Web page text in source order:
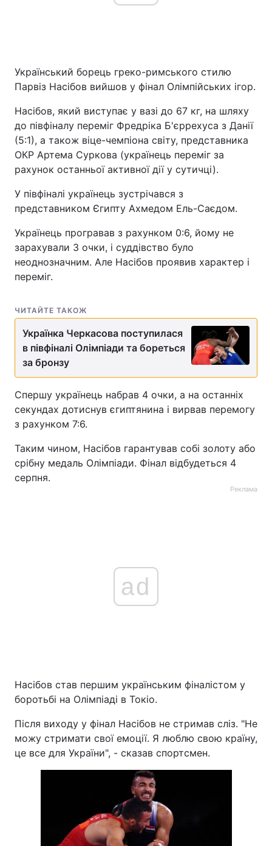
Український борець греко-римського стилю
Парвіз Насібов вийшов у фінал Олімпійських ігор.
Насібов, який виступає у вазі до 67 кг, на шляху
до півфіналу переміг Фредріка Б'єррехуса з Данії
(5:1), а також віце-чемпіона світу, представника
ОКР Артема Суркова (українець переміг за
рахунок останньої активної дії у сутичці).
У півфіналі українець зустрічався з
представником Єгипту Ахмедом Ель-Саєдом.
Українець програвав з рахунком 0:6, йому не
зарахували 3 очки, і суддівство було
неоднозначним. Але Насібов проявив характер і
переміг.
ЧИТАЙТЕ ТАКОЖ
Українка Черкасова поступилася
в півфіналі Олімпіади та бореться
за бронзу
Спершу українець набрав 4 очки, а на останніх
секундах дотиснув єгиптянина і вирвав перемогу
з рахунком 7:6.
Таким чином, Насібов гарантував собі золоту або
срібну медаль Олімпіади. Фінал відбудеться 4
серпня.
Реклама
ad
Насібов став першим українським фіналістом у
боротьбі на Олімпіаді в Токіо.
Після виходу у фінал Насібов не стримав сліз. "Не
можу стримати свої емоції. Я люблю свою країну,
це все для України", - сказав спортсмен.